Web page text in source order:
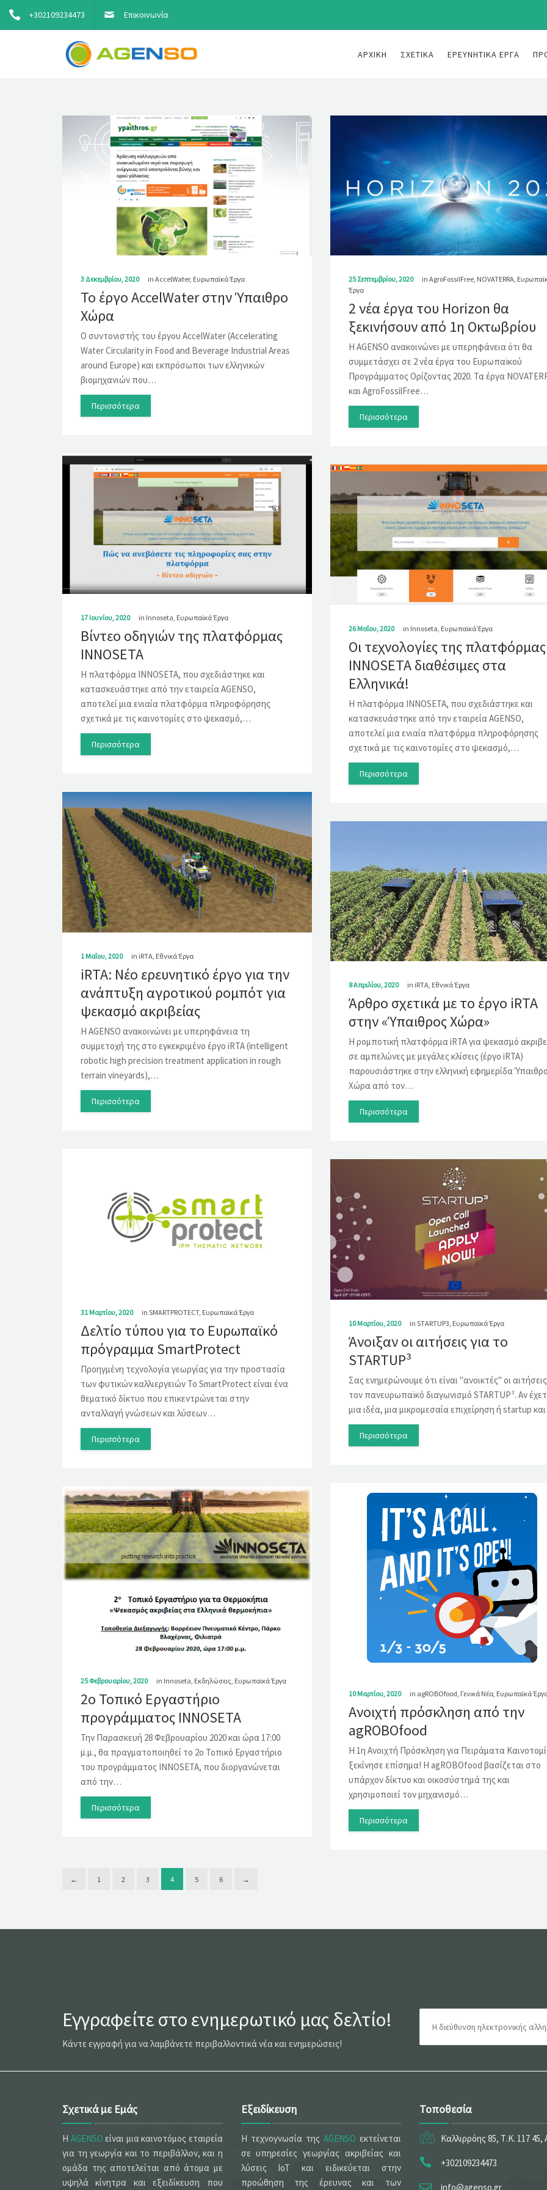
+302109234473 Επικοινωνία
ΑΡΧΙΚΉ ΣΧΕΤΙΚΆ ΕΡΕΥΝΗΤΙΚΆ ΈΡΓΑ
3 Δεκεμβρίου, 2020 in AccelWater, Ευρωπαϊκά Έργα
Το έργο AccelWater στην Ύπαιθρο
Χώρα
Ο συντονιστής του έργου AccelWater (Accelerating
Water Circularity in Food and Beverage Industrial Areas
around Europe) και εκπρόσωποι των ελληνικών
βιομηχανιών που…
Περισσότερα
25 Σεπτεμβρίου, 2020 in AgroFossilFree, NOVATERRA,
Έργα
2 νέα έργα του Horizon θα
ξεκινήσουν από 1η Οκτωβρίου
Η AGENSO ανακοινώνει με υπερηφάνεια ότι θα
συμμετάσχει σε 2 νέα έργα του Ευρωπαϊκού
Προγράμματος Ορίζοντας 2020. Τα έργα
και AgroFossilFree…
Περισσότερα
17 Ιουνίου, 2020 in Innoseta Ευρωπαϊκά Έργα
Βίντεο οδηγιών της πλατφόρμας
INNOSETA
Η πλατφόρμα INNOSETA, που σχεδιάστηκε και
κατασκευάστηκε από την εταιρεία AGENSO,
αποτελεί μια ενιαία πλατφόρμα πληροφόρησης
σχετικά με τις καινοτομίες στο ψεκασμό,…
Περισσότερα
26 Μαΐου, 2020 in Innoseta Ευρωπαϊκά Έργα
Οι τεχνολογίες της πλατφόρμας
INNOSETA διαθέσιμες στα
Ελληνικά!
Η πλατφόρμα INNOSETA, που σχεδιάστηκε και
κατασκευάστηκε από την εταιρεία AGENSO,
αποτελεί μια ενιαία πλατφόρμα πληροφόρησης
σχετικά με τις καινοτομίες στο ψεκασμό,…
Περισσότερα
1 Μαΐου, 2020 in iRTA Εθνικά Έργα
iRTA: Νέο ερευνητικό έργο για την
ανάπτυξη αγροτικού ρομπότ για
ψεκασμό ακριβείας
Η AGENSO ανακοινώνει με υπερηφάνεια τη
συμμετοχή της στο εγκεκριμένο έργο iRTA (intelligent
robotic high precision treatment application in rough
terrain vineyards),…
Περισσότερα
8 Απριλίου, 2020 in iRTA, Εθνικά Έργα
Άρθρο σχετικά με το έργο iRTA
στην «Ύπαιθρος Χώρα»
Η ρομποτική πλατφόρμα iRTA για ψεκασμό
σε αμπελώνες με μεγάλες κλίσεις (έργο iRTA)
παρουσιάστηκε στην ελληνική εφημερίδα
Χώρα από τον…
Περισσότερα
31 Μαρτίου, 2020 in SMARTPROTECT, Ευρωπαϊκά Έργα
Δελτίο τύπου για το Ευρωπαϊκό
πρόγραμμα SmartProtect
Προηγμένη τεχνολογία γεωργίας για την προστασία
των φυτικών καλλιεργειών Το SmartProtect είναι ένα
θεματικό δίκτυο που επικεντρώνεται στην
ανταλλαγή γνώσεων και λύσεων…
Περισσότερα
10 Μαρτίου, 2020 in STARTUP3 Ευρωπαϊκά Έργα
Άνοιξαν οι αιτήσεις για το
STARTUP³
Σας ενημερώνουμε ότι είναι "ανοικτές" οι
τον πανευρωπαϊκό διαγωνισμό STARTUP³. Αν
μια ιδέα, μια μικρομεσαία επιχείρηση ή startup
Περισσότερα
10 Μαρτίου, 2020 in agROBOfood, Γενικά Νέα, Ευρωπαϊκά
Ανοιχτή πρόσκληση από την
agROBOfood
Η 1η Ανοιχτή Πρόσκληση για Πειράματα
ξεκίνησε επίσημα! Η agROBOfood βασίζεται στο
υπάρχον δίκτυο και οικοσύστημά της και
χρησιμοποιεί τον μηχανισμό…
Περισσότερα
25 Φεβρουαρίου, 2020 in Innoseta, Εκδηλώσεις, Ευρωπαϊκά Έργα
2ο Τοπικό Εργαστήριο
προγράμματος INNOSETA
Την Παρασκευή 28 Φεβρουαρίου 2020 και ώρα 17:00
μ.μ., θα πραγματοποιηθεί το 2ο Τοπικό Εργαστήριο
του προγράμματος INNOSETA, που διοργανώνεται
από την…
Περισσότερα
← 1 2 3 4 5 6 →
Εγγραφείτε στο ενημερωτικό μας δελτίο!
Κάντε εγγραφή για να λαμβάνετε περιβαλλοντικά νέα και ενημερώσεις!
Σχετικά με Εμάς
Η AGENSO είναι μια καινοτόμος εταιρεία
για τη γεωργία και το περιβάλλον, και η
ομάδα της αποτελείται από άτομα με
υψηλά κίνητρα και εξειδίκευση που
Εξειδίκευση
Η τεχνογνωσία της AGENSO εκτείνεται
σε υπηρεσίες γεωργίας ακριβείας και
λύσεις IoT και ειδικεύεται στην
προώθηση της έρευνας και των
Τοποθεσία
Καλλιρρόης 85, Τ.Κ. 117 45,
+302109234473
info@agenso.gr